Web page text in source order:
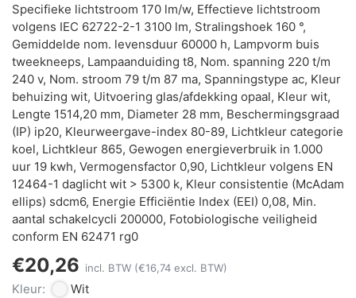
Specifieke lichtstroom 170 lm/w, Effectieve lichtstroom
volgens IEC 62722-2-1 3100 lm, Stralingshoek 160 °,
Gemiddelde nom. levensduur 60000 h, Lampvorm buis
tweekneeps, Lampaanduiding t8, Nom. spanning 220 t/m
240 v, Nom. stroom 79 t/m 87 ma, Spanningstype ac, Kleur
behuizing wit, Uitvoering glas/afdekking opaal, Kleur wit,
Lengte 1514,20 mm, Diameter 28 mm, Beschermingsgraad
(IP) ip20, Kleurweergave-index 80-89, Lichtkleur categorie
koel, Lichtkleur 865, Gewogen energieverbruik in 1.000
uur 19 kwh, Vermogensfactor 0,90, Lichtkleur volgens EN
12464-1 daglicht wit > 5300 k, Kleur consistentie (McAdam
ellips) sdcm6, Energie Efficiëntie Index (EEI) 0,08, Min.
aantal schakelcycli 200000, Fotobiologische veiligheid
conform EN 62471 rg0
€20,26 incl. BTW (€16,74 excl. BTW)
Kleur: Wit